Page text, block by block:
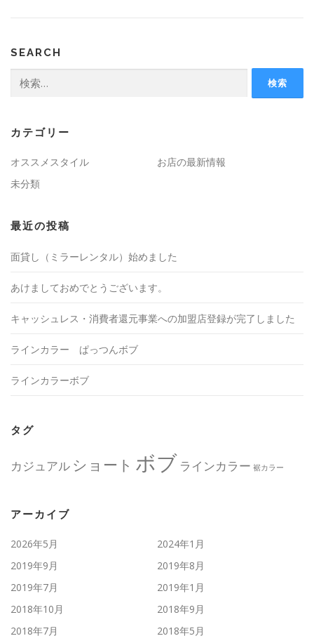
SEARCH
索:
カテゴリー
オススメスタイル
お店の最新情報
未分類
最近の投稿
面貸し（ミラーレンタル）始めました
あけましておめでとうございます。
キャッシュレス・消費者還元事業への加盟店登録が完了しました
ラインカラー ぱっつんボブ
ラインカラーボブ
タグ
カジュアル ショート ボブ ラインカラー 裾カラー
アーカイブ
2026年5月
2024年1月
2019年9月
2019年8月
2019年7月
2019年1月
2018年10月
2018年9月
2018年7月
2018年5月